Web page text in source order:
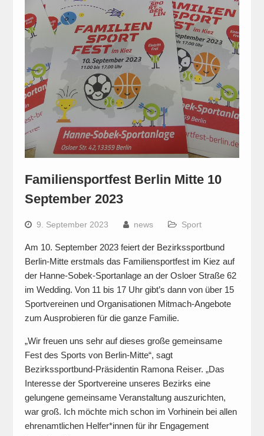
Familiensportfest Berlin Mitte 10
September 2023
9. September 2023 news Sport
Am 10. September 2023 feiert der Bezirkssportbund
Berlin-Mitte erstmals das Familiensportfest im Kiez auf
der Hanne-Sobek-Sportanlage an der Osloer Straße 62
im Wedding. Von 11 bis 17 Uhr gibt’s dann von über 15
Sportvereinen und Organisationen Mitmach-Angebote
zum Ausprobieren für die ganze Familie.
„Wir freuen uns sehr auf dieses große gemeinsame
Fest des Sports von Berlin-Mitte“, sagt
Bezirkssportbund-Präsidentin Ramona Reiser. „Das
Interesse der Sportvereine unseres Bezirks eine
gelungene gemeinsame Veranstaltung auszurichten,
war groß. Ich möchte mich schon im Vorhinein bei allen
ehrenamtlichen Helfer*innen für ihr Engagement